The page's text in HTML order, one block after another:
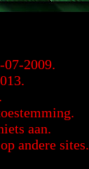
07-2009.
aan.
andere sites.